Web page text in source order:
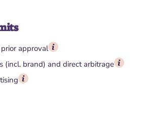
approval
(incl. brand) and direct arbitrage